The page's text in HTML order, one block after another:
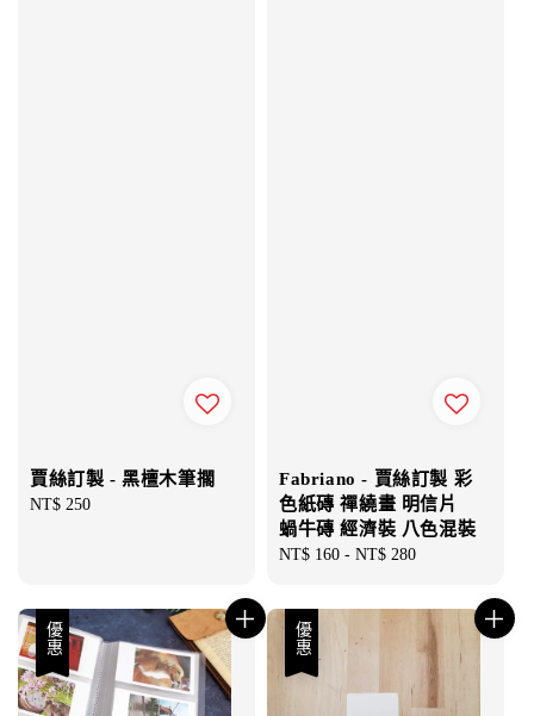
賈絲訂製 - 黑檀木筆擱
Regular
NT$ 250
Fabriano - 賈絲訂製 彩
色紙磚 禪繞畫 明信片
蝸牛磚 經濟裝 八色混裝
Regular
NT$ 160 - NT$ 280
優惠 優惠